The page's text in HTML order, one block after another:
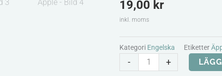
19,00 kr
inkl. moms
Kategori Engelska Etiketter
-
Flashcards
-
+